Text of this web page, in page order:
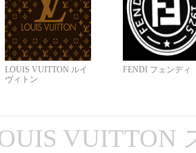
LOUIS VUITTON ルイ
ヴィトン
FENDI フェンディ
VUITTON